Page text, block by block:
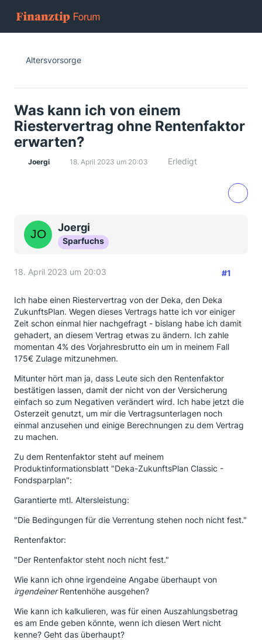
Altersvorsorge
Was kann ich von einem
Riestervertrag ohne Rentenfaktor
erwarten?
Joergi 18. April 2023 um 20:03 Erledigt
Joergi
Sparfuchs
18. April 2023 um 20:03 #1
Ich habe einen Riestervertrag von der Deka, den Deka
ZukunftsPlan. Wegen dieses Vertrags hatte ich vor einiger
Zeit schon einmal hier nachgefragt - bislang habe ich damit
gehadert, an diesem Vertrag etwas zu ändern. Ich zahle
momentan 4% des Vorjahresbrutto ein um in meinem Fall
175€ Zulage mitzunehmen.
Mitunter hört man ja, dass Leute sich den Rentenfaktor
bestätigen lassen, damit der nicht von der Versicherung
einfach so zum Negativen verändert wird. Ich habe jetzt die
Osterzeit genutzt, um mir die Vertragsunterlagen noch
einmal anzusehen und einige Berechnungen zu dem Vertrag
zu machen.
Zu dem Rentenfaktor steht auf meinem
Produktinformationsblatt "Deka-ZukunftsPlan Classic -
Fondsparplan":
Garantierte mtl. Altersleistung:
"Die Bedingungen für die Verrentung stehen noch nicht fest."
Rentenfaktor:
"Der Rentenfaktor steht noch nicht fest."
Wie kann ich ohne irgendeine Angabe überhaupt von
irgendeinerRentenhöhe ausgehen?
Wie kann ich kalkulieren, was für einen Auszahlungsbetrag
es am Ende geben könnte, wenn ich diesen Wert nicht
kenne? Geht das überhaupt?